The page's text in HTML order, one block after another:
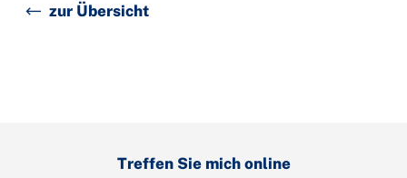
zur Übersicht
Treffen Sie mich online